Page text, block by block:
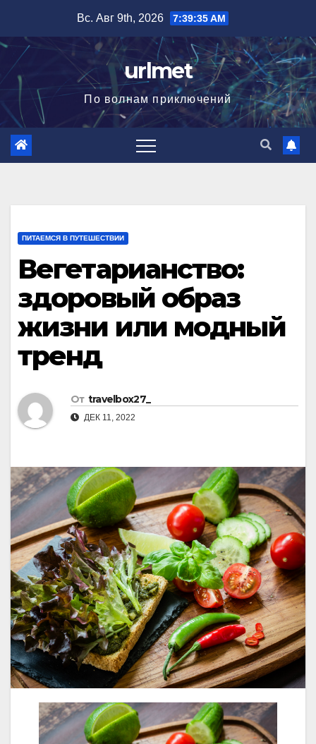
содержимому
Вс. Авг 9th, 2026 7:39:37 AM
urlmet
По волнам приключений
ПИТАЕМСЯ В ПУТЕШЕСТВИИ
Вегетарианство:
здоровый образ
жизни или модный
тренд
От travelbox27_
ДЕК 11, 2022